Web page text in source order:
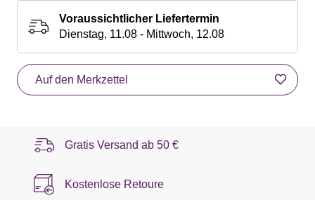
Voraussichtlicher Liefertermin
Dienstag, 11.08 - Mittwoch, 12.08
Auf den Merkzettel
Gratis Versand ab 50 €
Kostenlose Retoure